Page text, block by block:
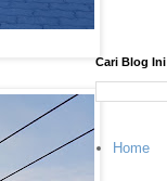
Cari Blog Ini
Home